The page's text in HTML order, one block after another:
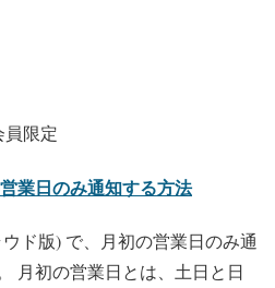
員限定
業日のみ通知する方法
ウド版) で、月初の営業日のみ通
月初の営業日とは、土日と日